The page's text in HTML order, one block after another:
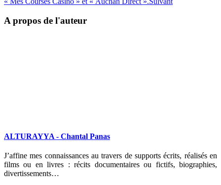
A propos de l'auteur
ALTURAYYA - Chantal Panas
J’affine mes connaissances au travers de supports écrits, réalisés en
films ou en livres : récits documentaires ou fictifs, biographies,
divertissements…